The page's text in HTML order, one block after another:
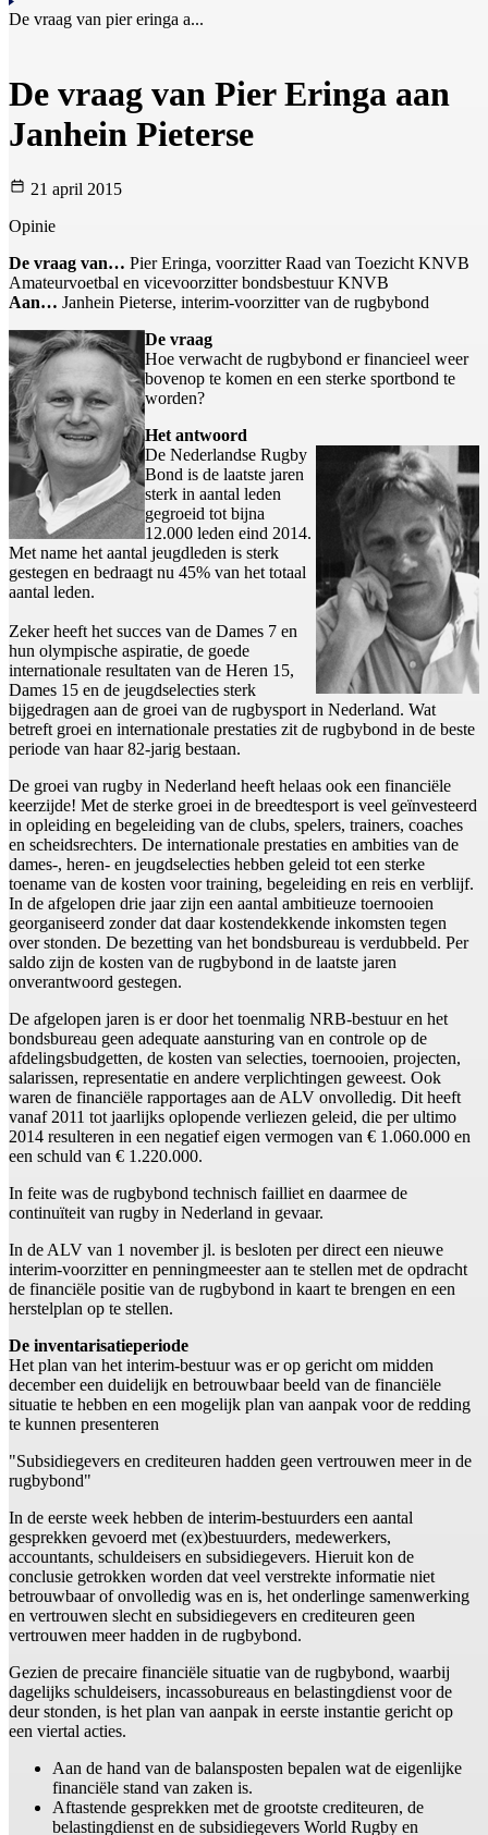
De vraag van pier eringa a...
De vraag van Pier Eringa aan
Janhein Pieterse
21 april 2015
Opinie
De vraag van… Pier Eringa, voorzitter Raad van Toezicht KNVB
Amateurvoetbal en vicevoorzitter bondsbestuur KNVB
Aan… Janhein Pieterse, interim-voorzitter van de rugbybond
De vraag
Hoe verwacht de rugbybond er financieel weer
bovenop te komen en een sterke sportbond te
worden?
Het antwoord
De Nederlandse Rugby
Bond is de laatste jaren
sterk in aantal leden
gegroeid tot bijna
12.000 leden eind 2014.
Met name het aantal jeugdleden is sterk
gestegen en bedraagt nu 45% van het totaal
aantal leden.
Zeker heeft het succes van de Dames 7 en
hun olympische aspiratie, de goede
internationale resultaten van de Heren 15,
Dames 15 en de jeugdselecties sterk
bijgedragen aan de groei van de rugbysport in Nederland. Wat
betreft groei en internationale prestaties zit de rugbybond in de beste
periode van haar 82-jarig bestaan.
De groei van rugby in Nederland heeft helaas ook een financiële
keerzijde! Met de sterke groei in de breedtesport is veel geïnvesteerd
in opleiding en begeleiding van de clubs, spelers, trainers, coaches
en scheidsrechters. De internationale prestaties en ambities van de
dames-, heren- en jeugdselecties hebben geleid tot een sterke
toename van de kosten voor training, begeleiding en reis en verblijf.
In de afgelopen drie jaar zijn een aantal ambitieuze toernooien
georganiseerd zonder dat daar kostendekkende inkomsten tegen
over stonden. De bezetting van het bondsbureau is verdubbeld. Per
saldo zijn de kosten van de rugbybond in de laatste jaren
onverantwoord gestegen.
De afgelopen jaren is er door het toenmalig NRB-bestuur en het
bondsbureau geen adequate aansturing van en controle op de
afdelingsbudgetten, de kosten van selecties, toernooien, projecten,
salarissen, representatie en andere verplichtingen geweest. Ook
waren de financiële rapportages aan de ALV onvolledig. Dit heeft
vanaf 2011 tot jaarlijks oplopende verliezen geleid, die per ultimo
2014 resulteren in een negatief eigen vermogen van € 1.060.000 en
een schuld van € 1.220.000.
In feite was de rugbybond technisch failliet en daarmee de
continuïteit van rugby in Nederland in gevaar.
In de ALV van 1 november jl. is besloten per direct een nieuwe
interim-voorzitter en penningmeester aan te stellen met de opdracht
de financiële positie van de rugbybond in kaart te brengen en een
herstelplan op te stellen.
De inventarisatieperiode
Het plan van het interim-bestuur was er op gericht om midden
december een duidelijk en betrouwbaar beeld van de financiële
situatie te hebben en een mogelijk plan van aanpak voor de redding
te kunnen presenteren
"Subsidiegevers en crediteuren hadden geen vertrouwen meer in de
rugbybond"
In de eerste week hebben de interim-bestuurders een aantal
gesprekken gevoerd met (ex)bestuurders, medewerkers,
accountants, schuldeisers en subsidiegevers. Hieruit kon de
conclusie getrokken worden dat veel verstrekte informatie niet
betrouwbaar of onvolledig was en is, het onderlinge samenwerking
en vertrouwen slecht en subsidiegevers en crediteuren geen
vertrouwen meer hadden in de rugbybond.
Gezien de precaire financiële situatie van de rugbybond, waarbij
dagelijks schuldeisers, incassobureaus en belastingdienst voor de
deur stonden, is het plan van aanpak in eerste instantie gericht op
een viertal acties.
Aan de hand van de balansposten bepalen wat de eigenlijke
financiële stand van zaken is.
Aftastende gesprekken met de grootste crediteuren, de
belastingdienst en de subsidiegevers World Rugby en